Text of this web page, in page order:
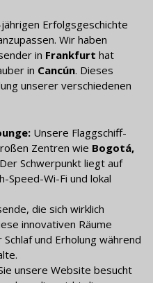
Erfolgsgeschichte
Wir haben
in Frankfurt hat
in Cancún. Dieses
unserer verschiedenen
Unsere Flaggschiff-
Zentren wie Bogotá,
Schwerpunkt liegt auf
Speed-Wi-Fi und lokal
die sich wirklich
innovativen Räume
und Erholung während
unsere Website besucht